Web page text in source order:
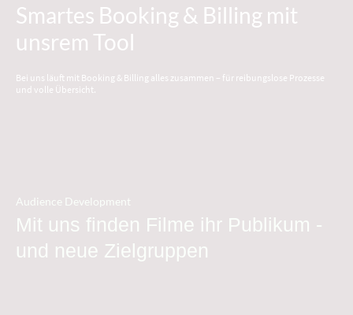
Smartes Booking & Billing mit
unsrem Tool
Bei uns läuft mit Booking & Billing alles zusammen – für reibungslose Prozesse
und volle Übersicht.
Audience Development
Mit uns finden Filme ihr Publikum -
und neue Zielgruppen